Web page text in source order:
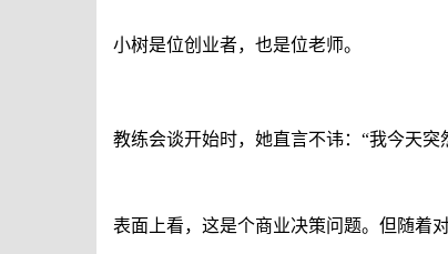
小树是位创业者，也是位老师。
教练会谈开始时，她直言不讳： “我今天突
表面上看，这是个商业决策问题。但随着对